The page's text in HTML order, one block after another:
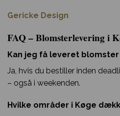
Gericke Design
FAQ – Blomsterlevering i
Kan jeg få leveret blomster
Ja, hvis du bestiller inden
– også i weekenden.
Hvilke områder i Køge